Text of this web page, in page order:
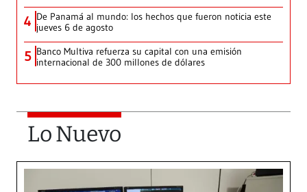
4 De Panamá al mundo: los hechos que fueron noticia este
jueves 6 de agosto
5 Banco Multiva refuerza su capital con una emisión
internacional de 300 millones de dólares
Lo Nuevo